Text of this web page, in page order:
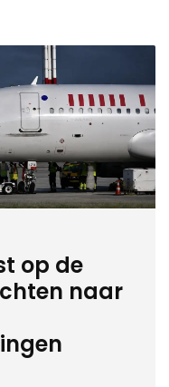
op de
naar